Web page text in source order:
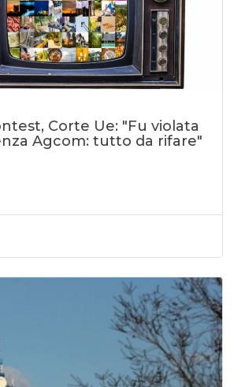
Corte Ue: "Fu violata
Agcom: tutto da rifare"